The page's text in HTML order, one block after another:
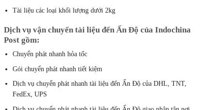
Tài liệu các loại khối lượng dưới 2kg
Dịch vụ vận chuyển tài liệu đến Ấn Độ của Indochina
Post gồm:
Chuyển phát nhanh hỏa tốc
Gói chuyển phát nhanh tiết kiệm
Dịch vụ chuyển phát nhanh tài liệu đến Ấn Độ của DHL, TNT,
FedEx, UPS